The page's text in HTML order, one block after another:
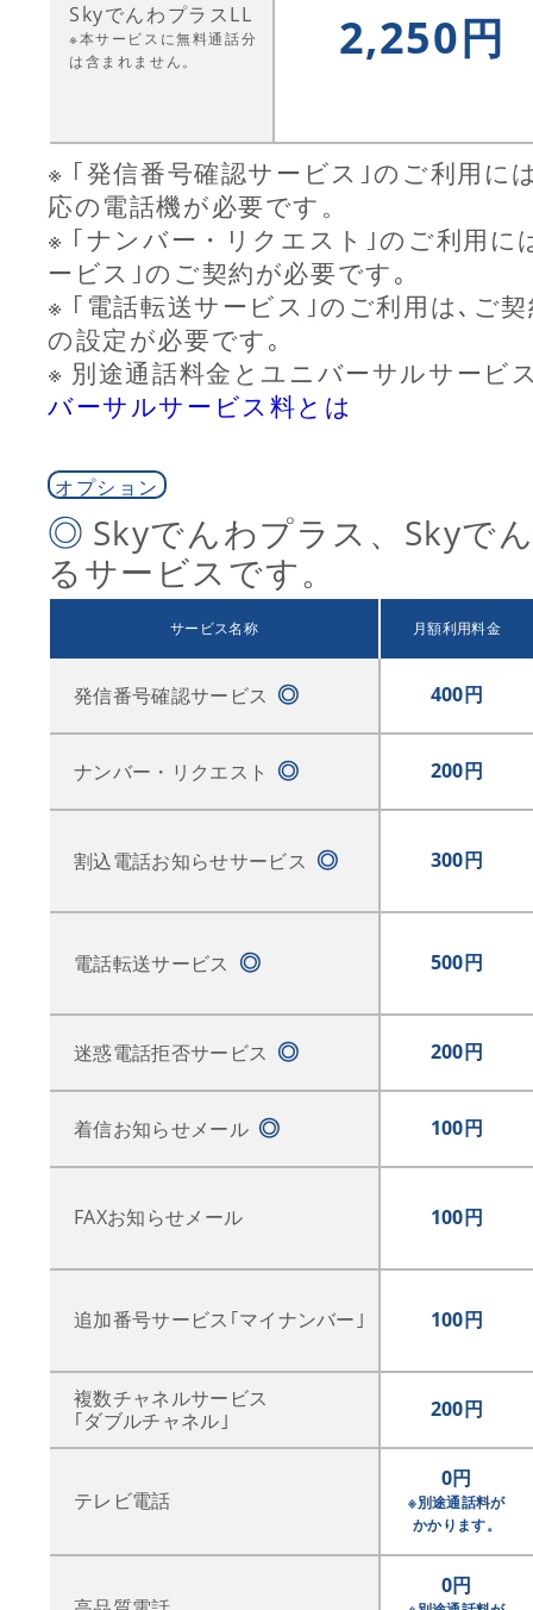
SkyでんわプラスLL
※本サービスに無料通話分
は含まれません。
2,250円
※ ｢発信番号確認サービス｣のご利用に
応の電話機が必要です。
※ ｢ナンバー・リクエスト｣のご利用に
ービス｣のご契約が必要です｡
※ ｢電話転送サービス｣のご利用は､ご
の設定が必要です｡
※ 別途通話料金とユニバーサルサービ
バーサルサービス料とは
オプション
◎ Skyでんわプラス、Skyで
るサービスです。
サービス名称 月額利用料金
発信番号確認サービス ◎ 400円
ナンバー・リクエスト ◎ 200円
割込電話お知らせサービス ◎ 300円
電話転送サービス ◎ 500円
迷惑電話拒否サービス ◎ 200円
着信お知らせメール ◎ 100円
FAXお知らせメール 100円
追加番号サービス｢マイナンバー｣ 100円
複数チャネルサービス
｢ダブルチャネル｣
200円
テレビ電話
0円
※別途通話料が
かかります。
0円